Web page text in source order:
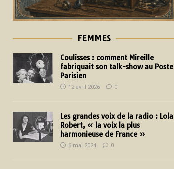
FEMMES
Coulisses : comment Mireille
fabriquait son talk-show au Poste
Parisien
12 avril 2026 0
Les grandes voix de la radio : Lola
Robert, « la voix la plus
harmonieuse de France »
6 mai 2024 0